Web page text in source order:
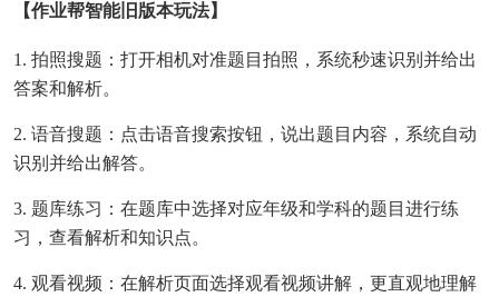
【作业帮智能旧版本玩法】
1. 拍照搜题：打开相机对准题目拍照，系统秒速识别并给出
答案和解析。
2. 语音搜题：点击语音搜索按钮，说出题目内容，系统自动
识别并给出解答。
3. 题库练习：在题库中选择对应年级和学科的题目进行练
习，查看解析和知识点。
4. 观看视频：在解析页面选择观看视频讲解，更直观地理解